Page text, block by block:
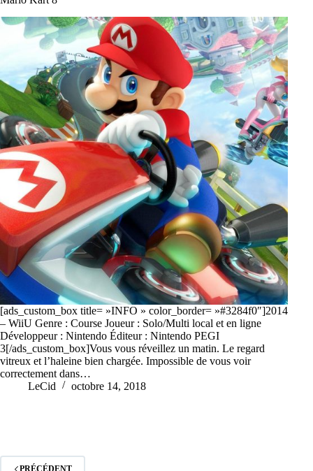
[ads_custom_box title= »INFO » color_border= »#3284f0″]2014
– WiiU Genre : Course Joueur : Solo/Multi local et en ligne
Développeur : Nintendo Éditeur : Nintendo PEGI
3[/ads_custom_box]Vous vous réveillez un matin. Le regard
vitreux et l’haleine bien chargée. Impossible de vous voir
correctement dans…
LeCid
octobre 14, 2018